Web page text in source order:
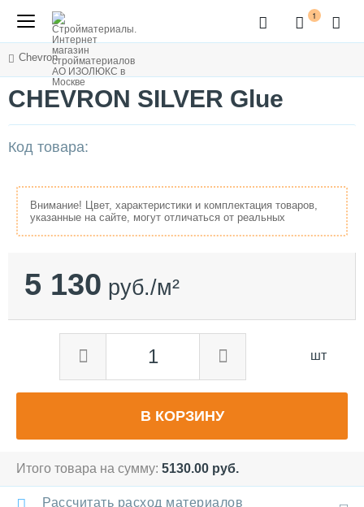
1
Chevron
CHEVRON SILVER Glue
Код товара:
Внимание! Цвет, характеристики и комплектация товаров,
указанные на сайте, могут отличаться от реальных
5 130 руб./м²
Рассчитать расход материалов
шт
В КОРЗИНУ
Итого товара на сумму: 5130.00 руб.